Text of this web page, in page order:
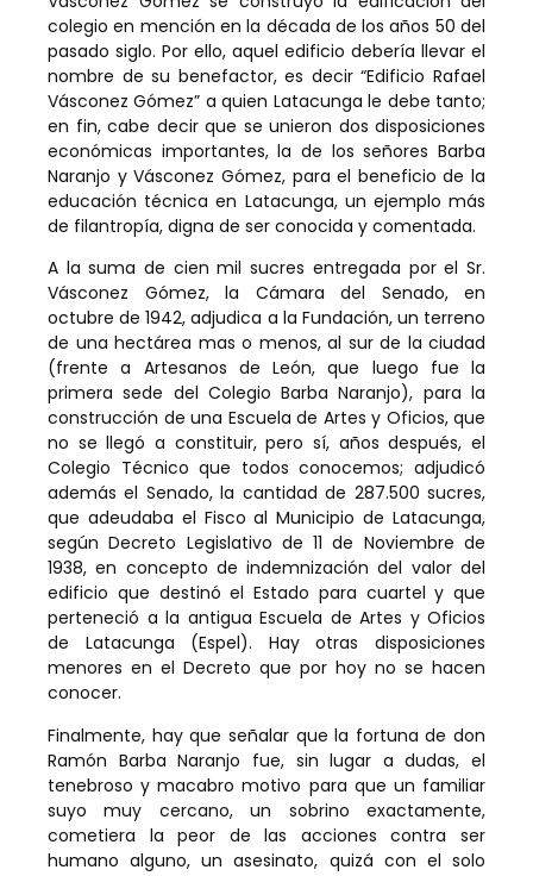
colegio en mención en la década de los años 50 del
pasado siglo. Por ello, aquel edificio debería llevar el
nombre de su benefactor, es decir “Edificio Rafael
Vásconez Gómez” a quien Latacunga le debe tanto;
en fin, cabe decir que se unieron dos disposiciones
económicas importantes, la de los señores Barba
Naranjo y Vásconez Gómez, para el beneficio de la
educación técnica en Latacunga, un ejemplo más
de filantropía, digna de ser conocida y comentada.
A la suma de cien mil sucres entregada por el Sr.
Vásconez Gómez, la Cámara del Senado, en
octubre de 1942, adjudica a la Fundación, un terreno
de una hectárea mas o menos, al sur de la ciudad
(frente a Artesanos de León, que luego fue la
primera sede del Colegio Barba Naranjo), para la
construcción de una Escuela de Artes y Oficios, que
no se llegó a constituir, pero sí, años después, el
Colegio Técnico que todos conocemos; adjudicó
además el Senado, la cantidad de 287.500 sucres,
que adeudaba el Fisco al Municipio de Latacunga,
según Decreto Legislativo de 11 de Noviembre de
1938, en concepto de indemnización del valor del
edificio que destinó el Estado para cuartel y que
perteneció a la antigua Escuela de Artes y Oficios
de Latacunga (Espel). Hay otras disposiciones
menores en el Decreto que por hoy no se hacen
conocer.
Finalmente, hay que señalar que la fortuna de don
Ramón Barba Naranjo fue, sin lugar a dudas, el
tenebroso y macabro motivo para que un familiar
suyo muy cercano, un sobrino exactamente,
cometiera la peor de las acciones contra ser
humano alguno, un asesinato, quizá con el solo